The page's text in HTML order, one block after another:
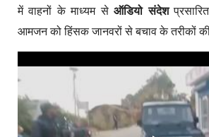
में वाहनों के माध्यम सेऑडियो संदेश
आमजन को हिंसक जानवरों से बचाव के तरीकों